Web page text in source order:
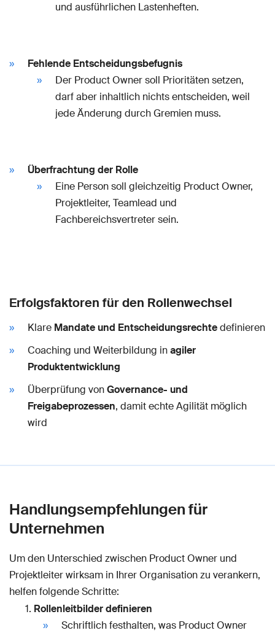
und ausführlichen Lastenheften.
Fehlende Entscheidungsbefugnis
Der Product Owner soll Prioritäten setzen,
darf aber inhaltlich nichts entscheiden, weil
jede Änderung durch Gremien muss.
Überfrachtung der Rolle
Eine Person soll gleichzeitig Product Owner,
Projektleiter, Teamlead und
Fachbereichsvertreter sein.
Erfolgsfaktoren für den Rollenwechsel
Klare Mandate und Entscheidungsrechtedefinieren
Coaching und Weiterbildung inagiler
Produktentwicklung
Überprüfung vonGovernance- und
Freigabeprozessen, damit echte Agilität möglich
wird
Handlungsempfehlungen für
Unternehmen
Um den Unterschied zwischen Product Owner und
Projektleiter wirksam in Ihrer Organisation zu verankern,
helfen folgende Schritte:
Rollenleitbilder definieren
Schriftlich festhalten, was Product Owner